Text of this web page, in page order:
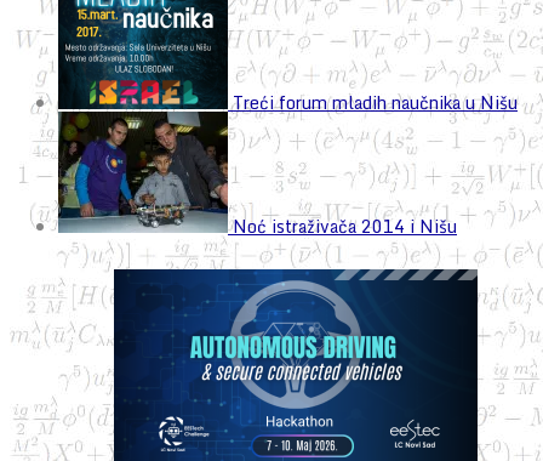
Treći forum mladih naučnika u Nišu
Noć istraživača 2014 i Nišu